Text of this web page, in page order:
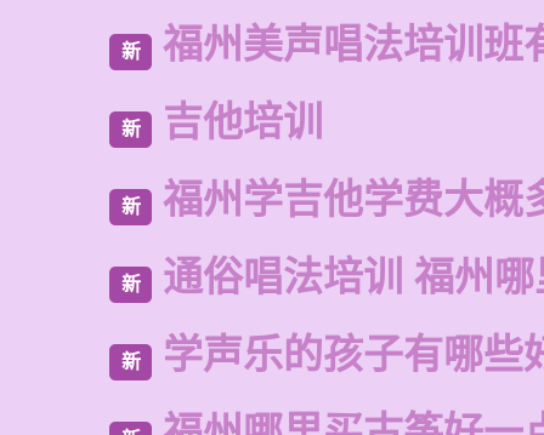
新 福州美声唱法培训班
新 吉他培训
新 福州学吉他学费大概
新 通俗唱法培训 福州
新 学声乐的孩子有哪些